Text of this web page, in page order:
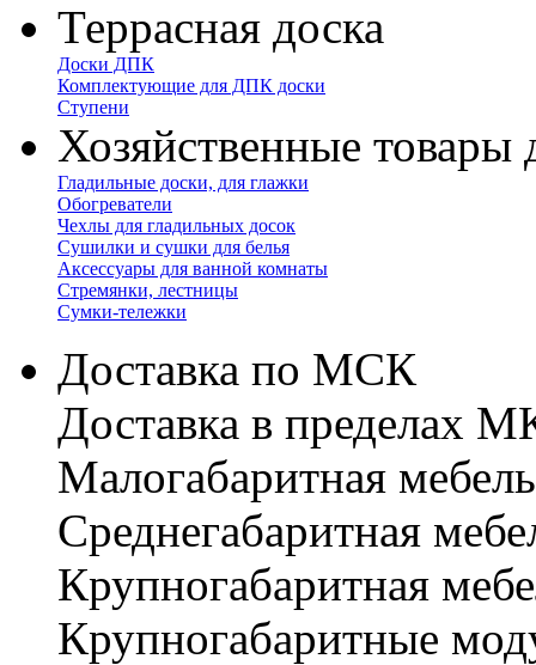
Террасная доска
Доски ДПК
Комплектующие для ДПК доски
Ступени
Хозяйственные товары
Гладильные доски, для глажки
Обогреватели
Чехлы для гладильных досок
Сушилки и сушки для белья
Аксессуары для ванной комнаты
Стремянки, лестницы
Сумки-тележки
Доставка по МСК
Доставка в пределах
Малогабаритная
Cреднегабаритная
Крупногабаритная
Крупногабаритные